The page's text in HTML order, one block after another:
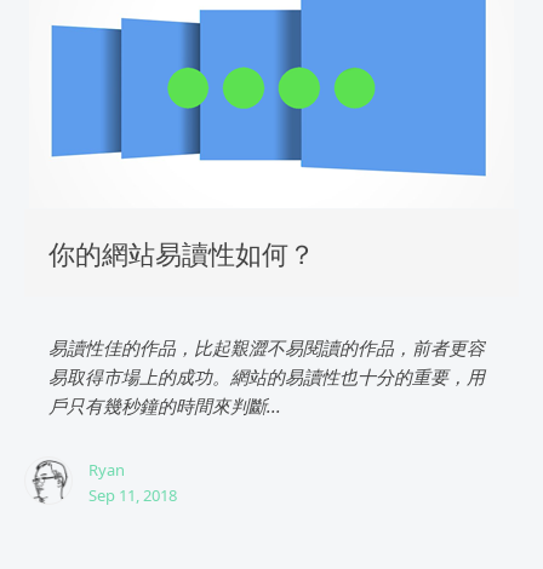
你的網站易讀性如何？
易讀性佳的作品，比起艱澀不易閱讀的作品，前者更容
易取得市場上的成功。網站的易讀性也十分的重要，用
戶只有幾秒鐘的時間來判斷...
Ryan
Sep 11, 2018